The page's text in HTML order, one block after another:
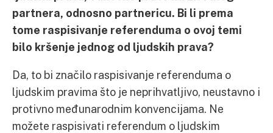
partnera, odnosno partnericu. Bi li prema
tome raspisivanje referenduma o ovoj temi
bilo kršenje jednog od ljudskih prava?
Da, to bi značilo raspisivanje referenduma o
ljudskim pravima što je neprihvatljivo, neustavno i
protivno međunarodnim konvencijama. Ne
možete raspisivati referendum o ljudskim